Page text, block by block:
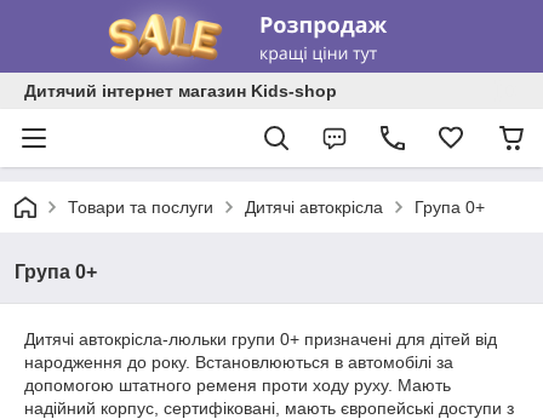
Дитячий інтернет магазин Kids-shop
Товари та послуги Дитячі автокрісла Група 0+
Група 0+
Дитячі автокрісла-люльки групи 0+ призначені для дітей від
народження до року. Встановлюються в автомобілі за
допомогою штатного ременя проти ходу руху. Мають
надійний корпус, сертифіковані, мають європейські доступи з